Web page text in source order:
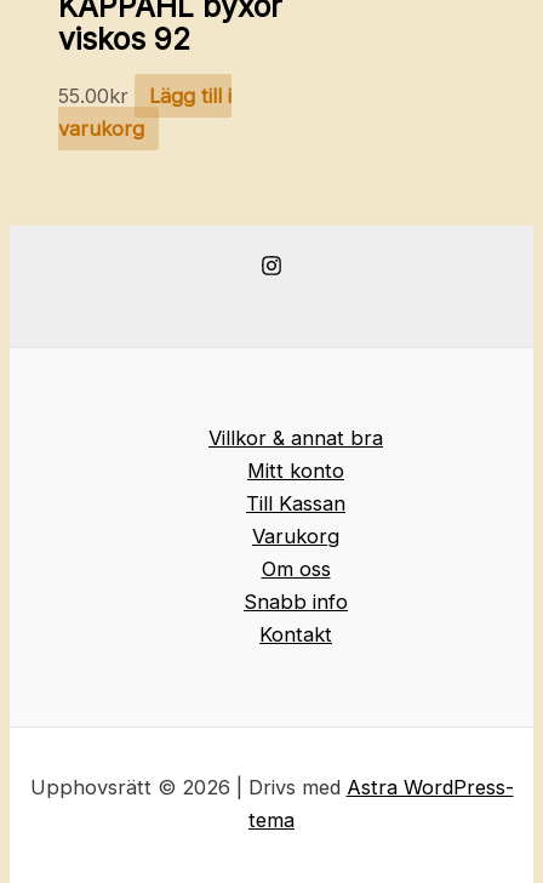
viskos 92
55.00kr
Lägg till i
varukorg
Villkor & annat bra
Mitt konto
Till Kassan
Varukorg
Om oss
Snabb info
Kontakt
Upphovsrätt © 2026 | Drivs med Astra WordPress-
tema